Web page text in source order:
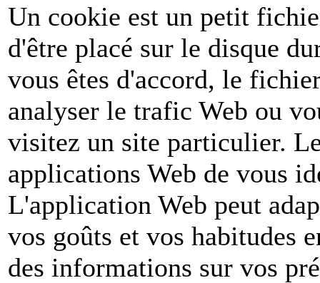
Un cookie est un petit
d'être placé sur le disque
vous êtes d'accord, le
analyser le trafic Web ou
visitez un site particulier.
applications Web de vous
L'application Web peut
vos goûts et vos habitudes
des informations sur vos